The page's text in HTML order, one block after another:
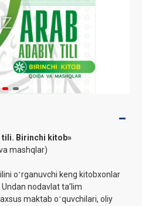
tili. Birinchi kitob»
mashqlar)
oʻrganuvchi keng kitobxonlar
nodavlat taʼlim
maktab oʻquvchilari, oliy